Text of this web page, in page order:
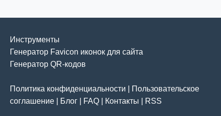
Инструменты
Генератор Favicon иконок для сайта
Генератор QR-кодов
Политика конфиденциальности
Пользовательское
соглашение
Блог FAQ Контакты RSS